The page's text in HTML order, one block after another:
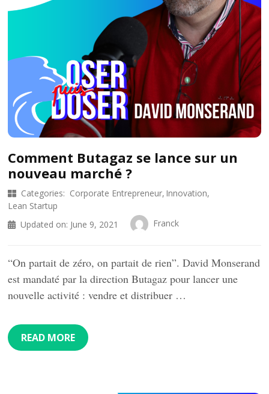
Comment Butagaz se lance sur un
nouveau marché ?
Categories: Corporate Entrepreneur Innovation
Lean Startup
Updated on: June 9, 2021 Franck
“On partait de zéro, on partait de rien”. David Monserand
est mandaté par la direction Butagaz pour lancer une
nouvelle activité : vendre et distribuer …
READ MORE